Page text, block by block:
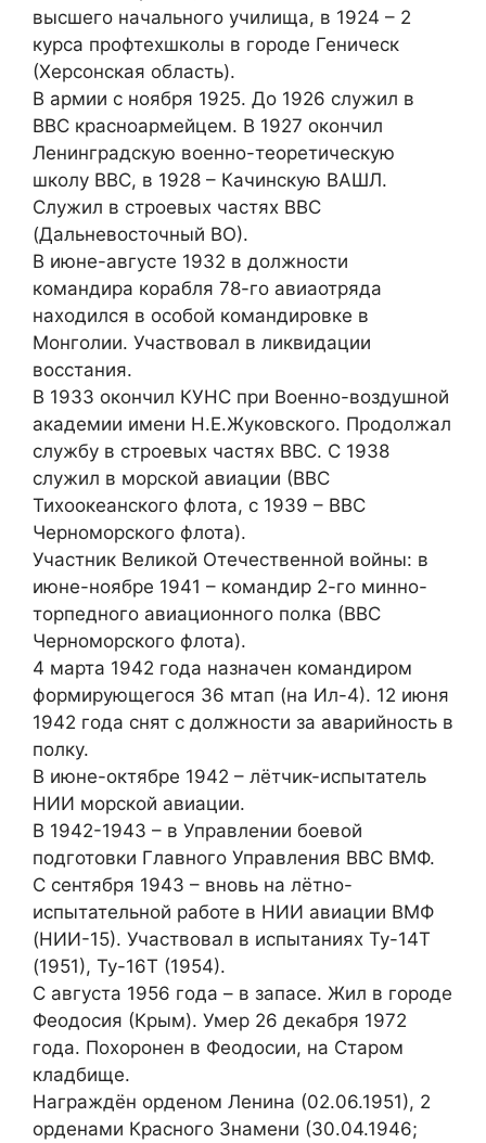
высшего начального училища, в 1924 – 2
курса профтехшколы в городе Геническ
(Херсонская область).
В армии с ноября 1925. До 1926 служил в
ВВС красноармейцем. В 1927 окончил
Ленинградскую военно-теоретическую
школу ВВС, в 1928 – Качинскую ВАШЛ.
Служил в строевых частях ВВС
(Дальневосточный ВО).
В июне-августе 1932 в должности
командира корабля 78-го авиаотряда
находился в особой командировке в
Монголии. Участвовал в ликвидации
восстания.
В 1933 окончил КУНС при Военно-воздушной
академии имени Н.Е.Жуковского. Продолжал
службу в строевых частях ВВС. С 1938
служил в морской авиации (ВВС
Тихоокеанского флота, с 1939 – ВВС
Черноморского флота).
Участник Великой Отечественной войны: в
июне-ноябре 1941 – командир 2-го минно-
торпедного авиационного полка (ВВС
Черноморского флота).
4 марта 1942 года назначен командиром
формирующегося 36 мтап (на Ил-4). 12 июня
1942 года снят с должности за аварийность в
полку.
В июне-октябре 1942 – лётчик-испытатель
НИИ морской авиации.
В 1942-1943 – в Управлении боевой
подготовки Главного Управления ВВС ВМФ.
С сентября 1943 – вновь на лётно-
испытательной работе в НИИ авиации ВМФ
(НИИ-15). Участвовал в испытаниях Ту-14Т
(1951), Ту-16Т (1954).
С августа 1956 года – в запасе. Жил в городе
Феодосия (Крым). Умер 26 декабря 1972
года. Похоронен в Феодосии, на Старом
кладбище.
Награждён орденом Ленина (02.06.1951), 2
орденами Красного Знамени (30.04.1946;